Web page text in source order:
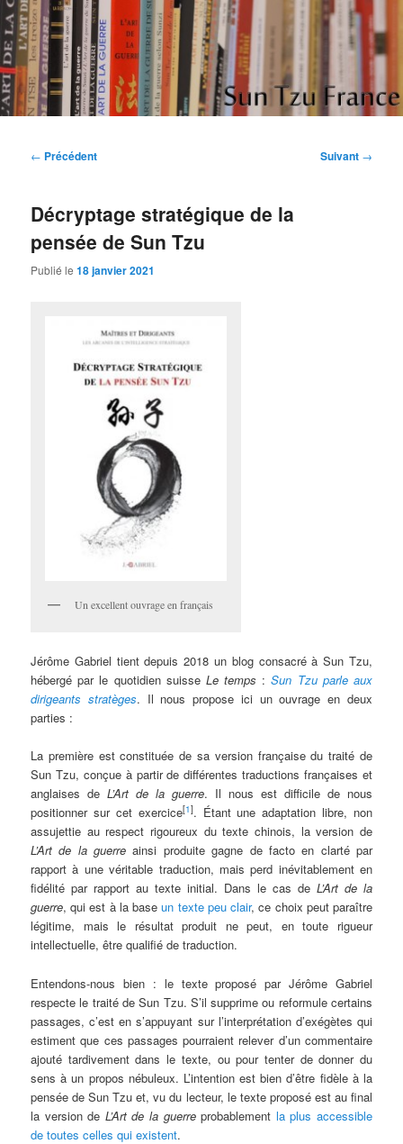
Aller
au
contenu
principalSun Tzu France
Etudes et réflexions sur "L'art de la guerre" de Sun Tzu
Navigation
← Précédent Suivant →
Décryptage stratégique de la
pensée de Sun Tzu
Publié le18 janvier 2021
Un excellent ouvrage en français
Jérôme Gabriel tient depuis 2018 un blog consacré à Sun Tzu,
hébergé par le quotidien suisse Le temps :Sun Tzu parle aux
dirigeants stratèges. Il nous propose ici un ouvrage en deux
parties :
La première est constituée de sa version française du traité de
Sun Tzu, conçue à partir de différentes traductions françaises et
anglaises deL’Art de la guerre. Il nous est difficile de nous
positionner sur cet exercice[1]. Étant une adaptation libre, non
assujettie au respect rigoureux du texte chinois, la version de
L’Art de la guerre ainsi produite gagne de facto en clarté par
rapport à une véritable traduction, mais perd inévitablement en
fidélité par rapport au texte initial. Dans le cas de L’Art de la
guerre, qui est à la base un texte peu clair, ce choix peut paraître
légitime, mais le résultat produit ne peut, en toute rigueur
intellectuelle, être qualifié de traduction.
Entendons-nous bien : le texte proposé par Jérôme Gabriel
respecte le traité de Sun Tzu. S’il supprime ou reformule certains
passages, c’est en s’appuyant sur l’interprétation d’exégètes qui
estiment que ces passages pourraient relever d’un commentaire
ajouté tardivement dans le texte, ou pour tenter de donner du
sens à un propos nébuleux. L’intention est bien d’être fidèle à la
pensée de Sun Tzu et, vu du lecteur, le texte proposé est au final
la version de L’Art de la guerreprobablement la plus accessible
de toutes celles qui existent.